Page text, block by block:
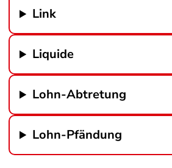
Link
Liquide
Lohn-Abtretung
Lohn-Pfändung